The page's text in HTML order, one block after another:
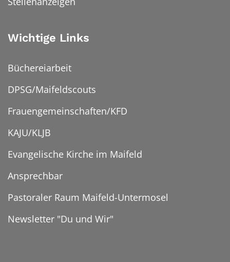
Wichtige Links
Büchereiarbeit
DPSG/Maifeldscouts
Frauengemeinschaften/KFD
KAJU/KLJB
Evangelische Kirche im Maifeld
Ansprechbar
Pastoraler Raum Maifeld-Untermosel
Newsletter "Du und Wir"